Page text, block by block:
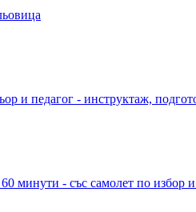
и педагог - инструктаж,
минути - със самолет по избор